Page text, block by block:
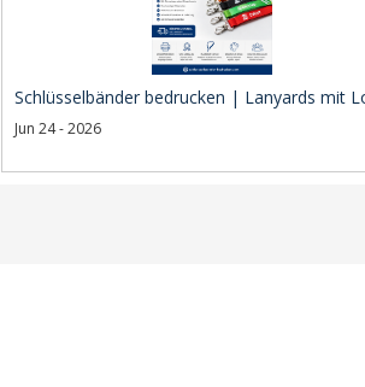
Schlüsselbänder bedrucken | Lanyards mit
Jun 24 - 2026